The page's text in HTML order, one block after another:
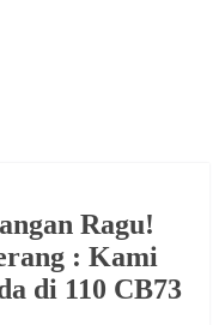
Ragu!
: Kami
di 110 CB73